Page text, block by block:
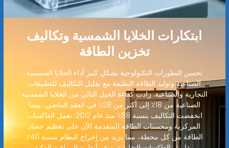
ابتكارات الخلايا الشمسية وتكاليف
تخزين الطاقة
تحسن التطورات التكنولوجية بشكل كبير أداء الخلايا الشمسية
الصناعية وتوليد الطاقة النظيفة مع تقليل التكاليف للتطبيقات
التجارية والصناعية. زادت كفاءة الجيل التالي من الخلايا الشمسية
الصناعية من 18٪ إلى أكثر من 28٪ في العقد الماضي، بينما
انخفضت التكاليف بنسبة 88٪ منذ عام 2012. تعمل العاكسات
المركزية ومحسنات الطاقة المتقدمة الآن على تعظيم حصاد
الطاقة من كل محطة، مما يزيد من إخراج النظام بنسبة 40٪